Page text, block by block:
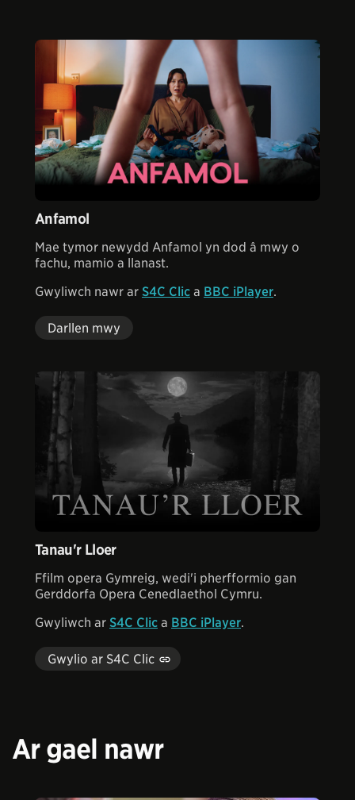
Anfamol
Mae tymor newydd Anfamol yn dod â mwy o
fachu, mamio a llanast.
Gwyliwch nawr ar S4C Clic a BBC iPlayer.
Darllen mwy
Tanau'r Lloer
Ffilm opera Gymreig, wedi'i pherfformio gan
Gerddorfa Opera Cenedlaethol Cymru.
Gwyliwch ar S4C Clic a BBC iPlayer.
Gwylio ar S4C Clic
Ar gael nawr